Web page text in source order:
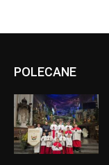
POLECANE